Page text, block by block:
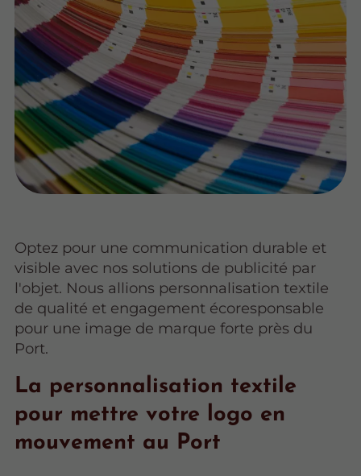
Optez pour une communication durable et
visible avec nos solutions de publicité par
l'objet. Nous allions personnalisation textile
de qualité et engagement écoresponsable
pour une image de marque forte près du
Port.
La personnalisation textile
pour mettre votre logo en
mouvement au Port